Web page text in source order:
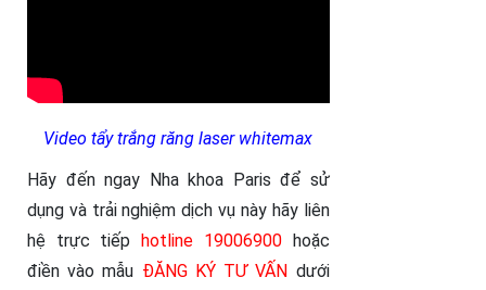
Video tẩy trắng răng laser whitemax
Hãy đến ngay Nha khoa Paris để sử
dụng và trải nghiệm dịch vụ này hãy liên
hệ trực tiếp hotline 19006900hoặc
điền vào mẫu ĐĂNG KÝ TƯ VẤN dưới